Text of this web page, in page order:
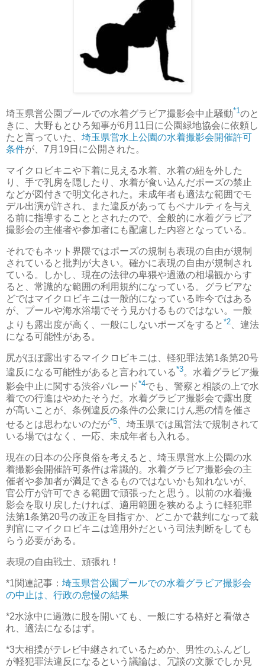
埼玉県営公園プールでの水着グラビア撮影会中止騒動*1のと
きに、大野もとひろ知事が6月11日に公園緑地協会に依頼し
たと言っていた、 埼玉県営水上公園の水着撮影会開催許可
条件が、7月19日に公開された。
マイクロビキニや下着に見える水着、水着の紐を外した
り、手で乳房を隠したり、水着が食い込んだポーズの禁止
などが図付きで明文化された。未成年者も適法な範囲でモ
デル出演が許され、また違反があってもペナルティを与え
る前に指導することとされたので、全般的に水着グラビア
撮影会の主催者や参加者にも配慮した内容となっている。
それでもネット界隈ではポーズの規制も表現の自由が規制
されていると批判が大きい。確かに表現の自由が規制され
ている。しかし、現在の法律の卑猥や過激の相場観からす
ると、常識的な範囲の利用規約になっている。グラビアな
どではマイクロビキニは一般的になっている昨今ではある
が、プールや海水浴場でそう見かけるものではない。一般
よりも露出度が高く、一般にしないポーズをすると *2 、違法
になる可能性がある。
尻がほぼ露出するマイクロビキニは、軽犯罪法第1条第20号
違反になる可能性があると言われている*3。水着グラビア撮
影会中止に関する渋谷パレード*4でも、警察と相談の上で水
着での行進はやめたそうだ。水着グラビア撮影会で露出度
が高いことが、条例違反の条件の公衆にけん悪の情を催さ
せるとは思わないのだが*5、埼玉県では風営法で規制されて
いる場ではなく、一応、未成年者も入れる。
現在の日本の公序良俗を考えると、埼玉県営水上公園の水
着撮影会開催許可条件は常識的。水着グラビア撮影会の主
催者や参加者が満足できるものではないかも知れないが、
官公庁が許可できる範囲で頑張ったと思う。以前の水着撮
影会を取り戻したければ、適用範囲を狭めるように軽犯罪
法第1条第20号の改正を目指すか、どこかで裁判になって裁
判官にマイクロビキニは適用外だという司法判断をしても
らう必要がある。
表現の自由戦士、頑張れ！
*1関連記事： 埼玉県営公園プールでの水着グラビア撮影会
の中止は、行政の怠慢の結果
*2水泳中に過激に股を開いても、一般にする格好と看做さ
れ、適法になるはず。
*3大相撲がテレビ中継されているためか、男性のふんどし
が軽犯罪法違反になるという議論は、冗談の文脈でしか見